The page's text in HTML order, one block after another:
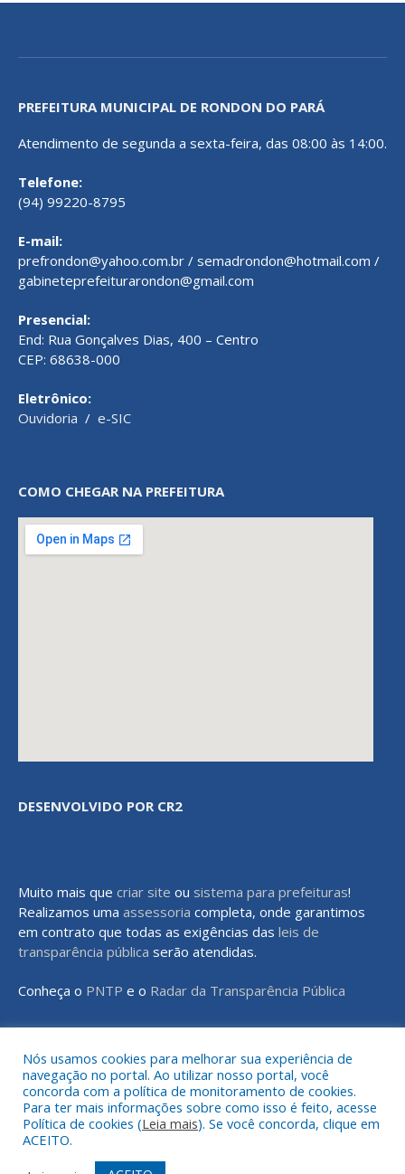
PREFEITURA MUNICIPAL DE RONDON DO PARÁ
Atendimento de segunda a sexta-feira, das 08:00 às 14:00.
Telefone:
(94) 99220-8795
E-mail:
prefrondon@yahoo.com.br / semadrondon@hotmail.com /
gabineteprefeiturarondon@gmail.com
Presencial:
End: Rua Gonçalves Dias, 400 – Centro
CEP: 68638-000
Eletrônico:
Ouvidoria / e-SIC
COMO CHEGAR NA PREFEITURA
DESENVOLVIDO POR CR2
Muito mais que criar site ou sistema para prefeituras!
Realizamos uma assessoria completa, onde garantimos
em contrato que todas as exigências das leis de
transparência pública serão atendidas.
Conheça o PNTP e o Radar da Transparência Pública
Todos os direitos reservados a Prefeitura Municipal de Rondon do
Pará
Mapa do Site
Acessar o Webmail
Nós usamos cookies para melhorar sua experiência de
navegação no portal. Ao utilizar nosso portal, você
concorda com a política de monitoramento de cookies.
Para ter mais informações sobre como isso é feito, acesse
Política de cookies (Leia mais). Se você concorda, clique em
ACEITO.